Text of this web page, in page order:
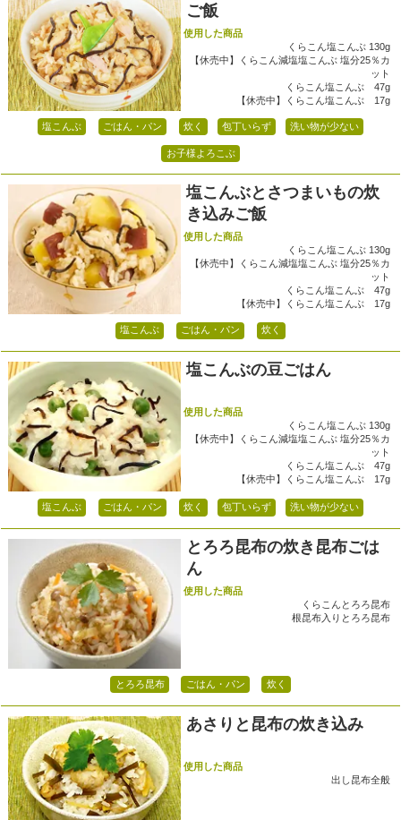
ご飯
使用した商品
くらこん塩こんぶ 130g
【休売中】くらこん減塩塩こんぶ 塩分25％カ
ット
くらこん塩こんぶ 47g
【休売中】くらこん塩こんぶ 17g
塩こんぶ ごはん・パン 炊く 包丁いらず 洗い物が少ない
お子様よろこぶ
塩こんぶとさつまいもの炊
き込みご飯
使用した商品
くらこん塩こんぶ 130g
【休売中】くらこん減塩塩こんぶ 塩分25％カ
ット
くらこん塩こんぶ 47g
【休売中】くらこん塩こんぶ 17g
塩こんぶ ごはん・パン 炊く
塩こんぶの豆ごはん
使用した商品
くらこん塩こんぶ 130g
【休売中】くらこん減塩塩こんぶ 塩分25％カ
ット
くらこん塩こんぶ 47g
【休売中】くらこん塩こんぶ 17g
塩こんぶ ごはん・パン 炊く 包丁いらず 洗い物が少ない
とろろ昆布の炊き昆布ごは
ん
使用した商品
くらこんとろろ昆布
根昆布入りとろろ昆布
とろろ昆布 ごはん・パン 炊く
あさりと昆布の炊き込み
使用した商品
出し昆布全般